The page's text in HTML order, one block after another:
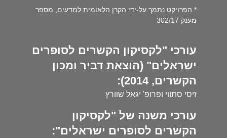
* הפרויקט נתמך על-ידי הקרן הלאומית למדעים, מספר
מענק 302/17
עורכי "לקסיקון הקשרים לסופרים
ישראלים" (הוצאת דביר ומכון
הקשרים, 2014):
זיסי סתווי ופרופ' יגאל שוורץ
עורכי משנה של "לקסיקון
הקשרים לסופרים ישראלים":